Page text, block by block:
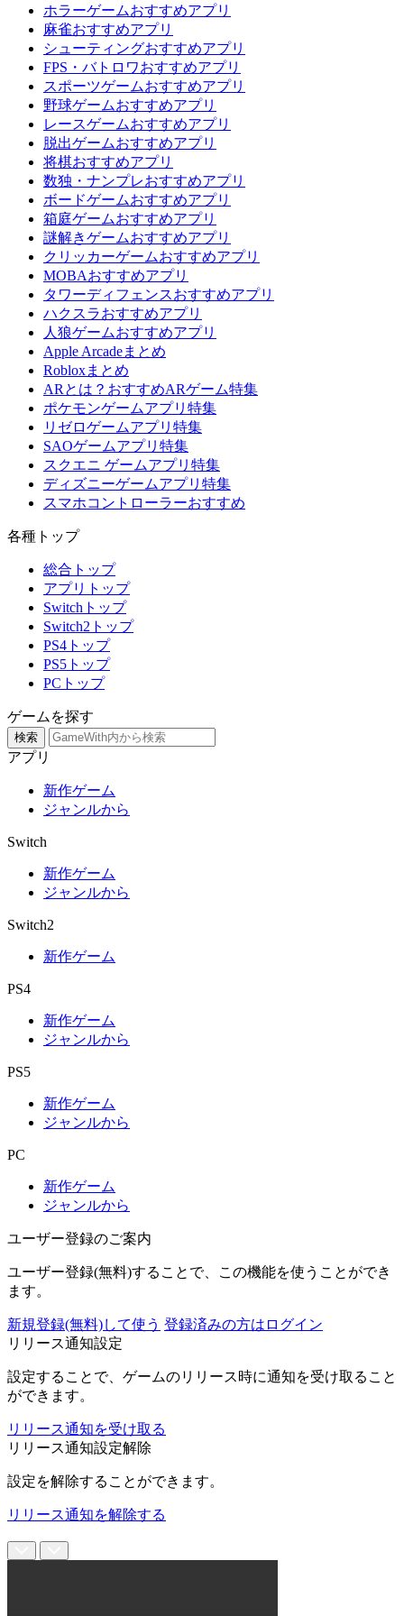
ホラーゲームおすすめアプリ
麻雀おすすめアプリ
シューティングおすすめアプリ
FPS・バトロワおすすめアプリ
スポーツゲームおすすめアプリ
野球ゲームおすすめアプリ
レースゲームおすすめアプリ
脱出ゲームおすすめアプリ
将棋おすすめアプリ
数独・ナンプレおすすめアプリ
ボードゲームおすすめアプリ
箱庭ゲームおすすめアプリ
謎解きゲームおすすめアプリ
クリッカーゲームおすすめアプリ
MOBAおすすめアプリ
タワーディフェンスおすすめアプリ
ハクスラおすすめアプリ
人狼ゲームおすすめアプリ
Apple Arcadeまとめ
Robloxまとめ
ARとは？おすすめARゲーム特集
ポケモンゲームアプリ特集
リゼロゲームアプリ特集
SAOゲームアプリ特集
スクエニ ゲームアプリ特集
ディズニーゲームアプリ特集
スマホコントローラーおすすめ
各種トップ
総合トップ
アプリトップ
Switchトップ
Switch2トップ
PS4トップ
PS5トップ
PCトップ
ゲームを探す
検索
アプリ
新作ゲーム
ジャンルから
Switch
新作ゲーム
ジャンルから
Switch2
新作ゲーム
PS4
新作ゲーム
ジャンルから
PS5
新作ゲーム
ジャンルから
PC
新作ゲーム
ジャンルから
ユーザー登録のご案内
ユーザー登録(無料)することで、この機能を使うことができ
ます。
新規登録(無料)して使う 登録済みの方はログイン
リリース通知設定
設定することで、ゲームのリリース時に通知を受け取ること
ができます。
リリース通知を受け取る
リリース通知設定解除
設定を解除することができます。
リリース通知を解除する